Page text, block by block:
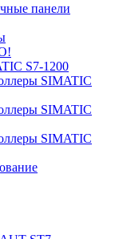
панели
S7-1200
SIMATIC
SIMATIC
SIMATIC